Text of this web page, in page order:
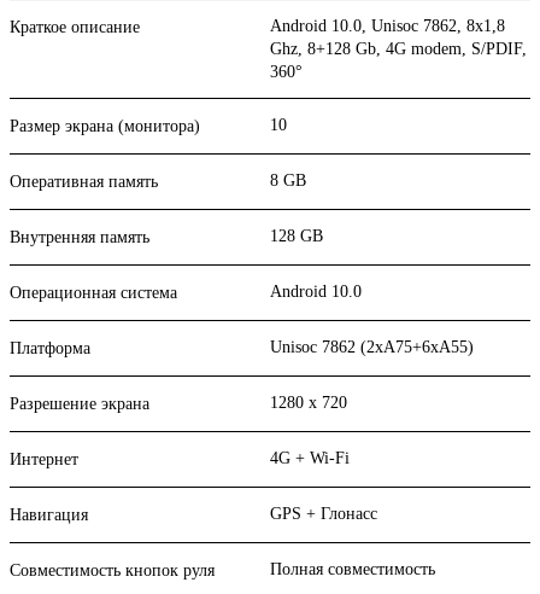
Краткое описание
Android 10.0, Unisoc 7862, 8х1,8
Ghz, 8+128 Gb, 4G modem, S/PDIF,
360°
Размер экрана (монитора) 10
Оперативная память 8 GB
Внутренняя память 128 GB
Операционная система Android 10.0
Платформа Unisoc 7862 (2xA75+6xA55)
Разрешение экрана 1280 x 720
Интернет 4G + Wi-Fi
Навигация GPS + Глонасс
Совместимость кнопок руля Полная совместимость